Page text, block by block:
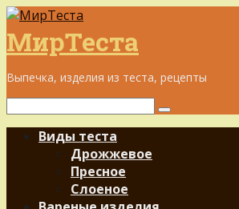
Перейти
к
контенту
МирТеста
Выпечка, изделия из теста, рецепты
Поиск:
Виды теста
Дрожжевое
Пресное
Слоеное